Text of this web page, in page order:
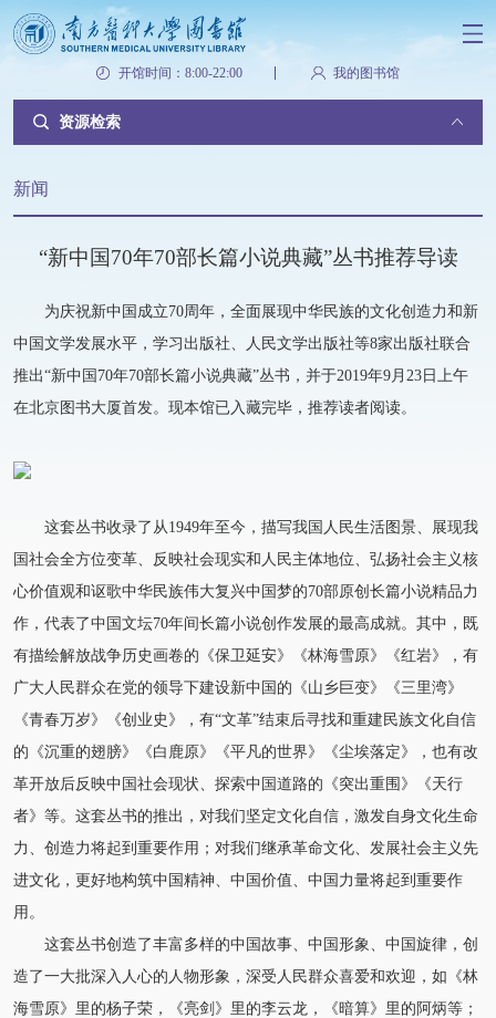
开馆时间：8:00-22:00 我的图书馆
资源检索
新闻
“新中国70年70部长篇小说典藏”丛书推荐导读
为庆祝新中国成立70周年，全面展现中华民族的文化创造力和新
中国文学发展水平，学习出版社、人民文学出版社等8家出版社联合
推出“新中国70年70部长篇小说典藏”丛书，并于2019年9月23日上午
在北京图书大厦首发。现本馆已入藏完毕，推荐读者阅读。
这套丛书收录了从1949年至今，描写我国人民生活图景、展现我
国社会全方位变革、反映社会现实和人民主体地位、弘扬社会主义核
心价值观和讴歌中华民族伟大复兴中国梦的70部原创长篇小说精品力
作，代表了中国文坛70年间长篇小说创作发展的最高成就。其中，既
有描绘解放战争历史画卷的《保卫延安》《林海雪原》《红岩》，有
广大人民群众在党的领导下建设新中国的《山乡巨变》《三里湾》
《青春万岁》《创业史》，有“文革”结束后寻找和重建民族文化自信
的《沉重的翅膀》《白鹿原》《平凡的世界》《尘埃落定》，也有改
革开放后反映中国社会现状、探索中国道路的《突出重围》《天行
者》等。这套丛书的推出，对我们坚定文化自信，激发自身文化生命
力、创造力将起到重要作用；对我们继承革命文化、发展社会主义先
进文化，更好地构筑中国精神、中国价值、中国力量将起到重要作
用。
这套丛书创造了丰富多样的中国故事、中国形象、中国旋律，创
造了一大批深入人心的人物形象，深受人民群众喜爱和欢迎，如《林
海雪原》里的杨子荣，《亮剑》里的李云龙，《暗算》里的阿炳等；